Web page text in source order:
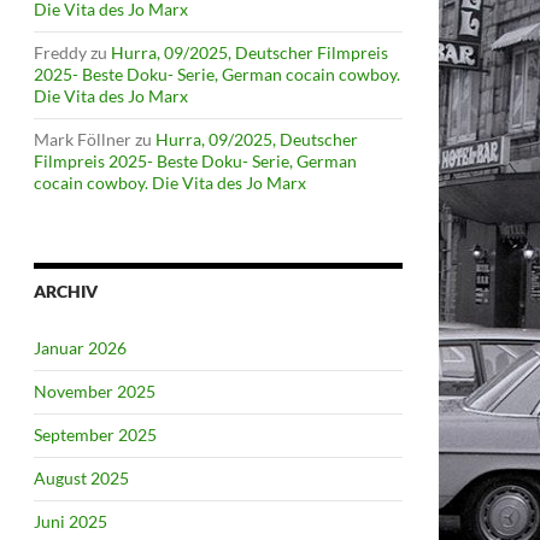
Die Vita des Jo Marx
Freddyzu Hurra, 09/2025, Deutscher Filmpreis
2025- Beste Doku- Serie, German cocain cowboy.
Die Vita des Jo Marx
Mark Föllnerzu Hurra, 09/2025, Deutscher
Filmpreis 2025- Beste Doku- Serie, German
cocain cowboy. Die Vita des Jo Marx
ARCHIV
Januar 2026
November 2025
September 2025
August 2025
Juni 2025